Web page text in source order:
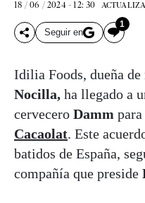
18 / 06 / 2024 - 12: 30
Seguir en
1
Idilia Foods, dueña de
Nocilla, ha llegado a
cervecero Damm para
Cacaolat. Este
batidos de España,
compañía que preside